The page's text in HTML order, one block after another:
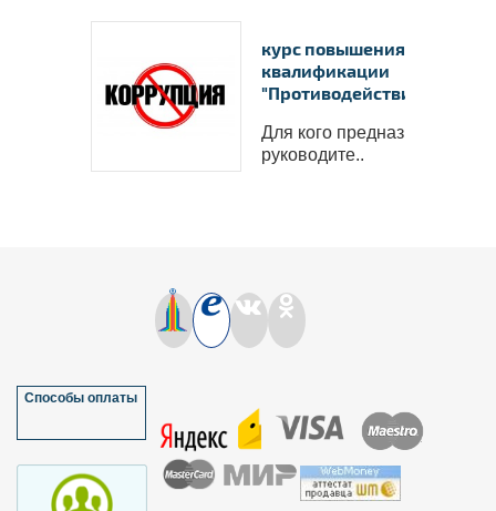
курс повышения
квалификации
"Противодействие ..
Для кого предназначен
руководите..
Способы оплаты